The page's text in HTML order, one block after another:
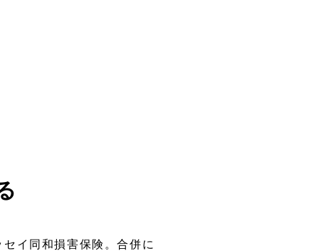
イ同和損害保険。合併に